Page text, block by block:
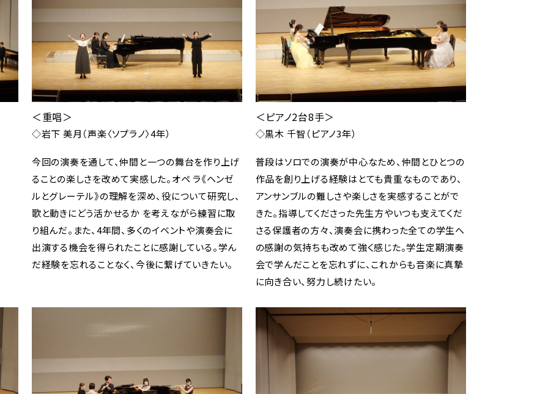
＜重唱＞
◇岩下 美月（声楽〈ソプラノ〉4年）
今回の演奏を通して、仲間と一つの舞台を作り上げ
ることの楽しさを改めて実感した。オペ ラ《ヘンゼ
ルとグレーテル》の理解を深め、役について研究し、
歌と動きにどう活かせるか を考えながら練習に取
り組んだ。また、4年間、多くのイベントや演奏会に
出演する機会を得られたことに感謝している。学ん
だ経験を忘れることなく、今後に繋げていきたい。
＜ピアノ2台8手＞
◇黒木 千智（ピアノ3年）
普段はソロでの演奏が中心なため、仲間とひとつの
作品を創り上げる経験はとても貴重なものであり、
アンサンブルの難しさや楽しさを実感することがで
きた。指導してくださった先生方やいつも支えてくだ
さる保護者の方々、演奏会に携わった全ての学生へ
の感謝の気持ちも改めて強く感じた。学生定期演奏
会で学んだことを忘れずに、これからも音楽に真摯
に向き合い、努力し続けたい。